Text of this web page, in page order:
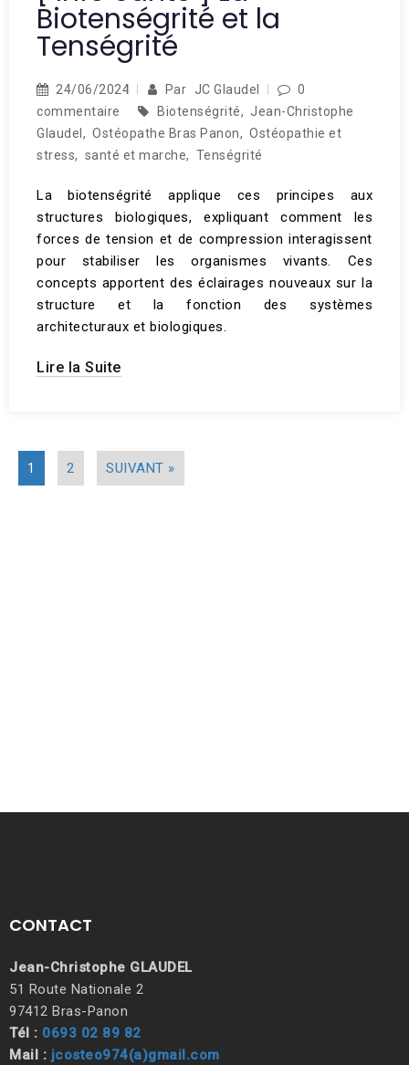
Biotenségrité et la
Tenségrité
24/06/2024 Par JC Glaudel
0
commentaire
Biotenségrité, Jean-Christophe
Glaudel , Ostéopathe Bras Panon, Ostéopathie et
stress, santé et marche, Tenségrité
La biotenségrité applique ces principes aux
structures biologiques, expliquant comment les
forces de tension et de compression interagissent
pour stabiliser les organismes vivants. Ces
concepts apportent des éclairages nouveaux sur la
structure et la fonction des systèmes
architecturaux et biologiques.
Lire la Suite
1 2 SUIVANT »
CONTACT
Jean-Christophe GLAUDEL
51 Route Nationale 2
97412 Bras-Panon
Tél : 0693 02 89 82
Mail : jcosteo974(a)gmail.com